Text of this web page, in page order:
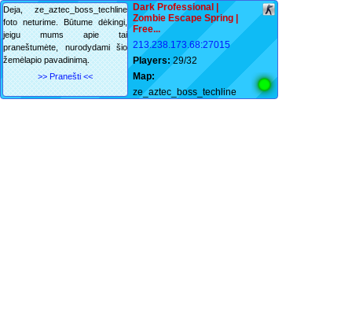
Deja, ze_aztec_boss_techline
foto neturime. Būtume dėkingi,
jeigu mums apie tai
praneštumėte, nurodydami šio
žemėlapio pavadinimą.
>> Pranešti <<
Dark Professional |
Zombie Escape Spring |
Free...
213.238.173.68:27015
Players: 29/32
Map:
ze_aztec_boss_techline